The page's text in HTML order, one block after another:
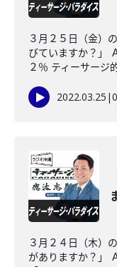
３月２５日（金）
びていますか？」
２％ ティーサージ
2022.03.25 |
３月２４日（木）
がありますか？